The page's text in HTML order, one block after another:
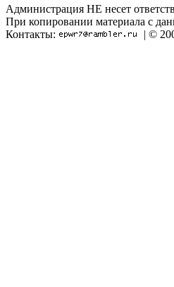
Администрация НЕ несет
При копировании материала с
Контакты:
| ©